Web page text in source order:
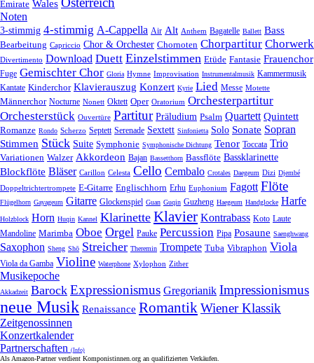
Emirate Wales
Noten
3-stimmig 4-stimmig A-Cappella Air Alt Anthem Bagatelle Ballett Bass
Bearbeitung Capriccio Chor & Orchester Chornoten Chorpartitur Chorwerk
Divertimento Download Duett Einzelstimmen Etüde Fantasie Frauenchor
Fuge Gemischter Chor Gloria Hymne Improvisation Instrumentalmusik Kammermusik
Kantate Kinderchor Klavierauszug Konzert Kyrie Lied Messe Motette
Männerchor Nocturne Nonett Oktett Oper Oratorium Orchesterpartitur
Orchesterstück Ouvertüre Partitur Präludium Psalm Quartett Quintett
Romanze Rondo Scherzo Septett Serenade Sextett Sinfonietta Solo Sonate Sopran
Stimmen Stück Suite Symphonie Symphonische Dichtung Tenor Toccata Trio
Variationen Walzer Akkordeon Bajan Bassetthorn Bassflöte Bassklarinette
Blockflöte Bläser Carillon Celesta Cello Cembalo Crotales Daegeum Dizi Djembé
Doppeltrichtertrompete E-Gitarre Englischhorn Erhu Euphonium Fagott Flöte
Flügelhorn Gayageum Gitarre Glockenspiel Guan Guqin Guzheng Haegeum Handglocke Harfe
Holzblock Horn Huqin Kannel Klarinette Klavier Kontrabass Koto Laute
Mandoline Marimba Oboe Orgel Pauke Percussion Pipa Posaune Saenghwang
Saxophon Sheng Shō Streicher Theremin Trompete Tuba Vibraphon Viola
Viola da Gamba Violine Waterphone Xylophon Zither
Musikepoche
Akkadzeit Barock Expressionismus Gregorianik Impressionismus
neue Musik Renaissance RomantikWiener Klassik
Zeitgenossinnen
Konzertkalender
Partnerschaften (Info)
Als Amazon-Partner verdient Komponistinnen.org an qualifizierten Verkäufen.